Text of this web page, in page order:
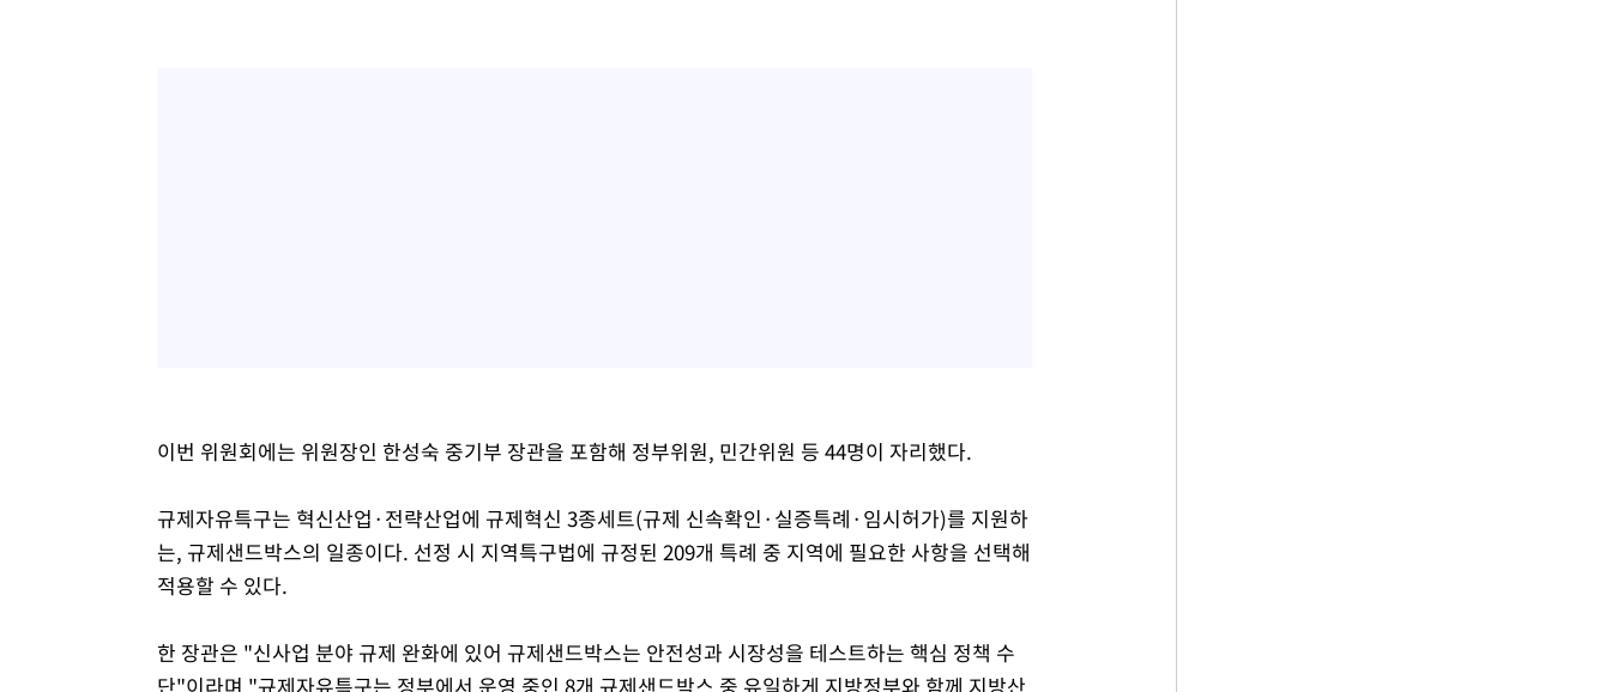
이번 위원회에는 위원장인 한성숙 중기부 장관을 포함해 정부위원, 민간위원 등 44명이 자리했다.
규제자유특구는 혁신산업·전략산업에 규제혁신 3종세트(규제 신속확인·실증특례·임시허가)를 지원하
는, 규제샌드박스의 일종이다. 선정 시 지역특구법에 규정된 209개 특례 중 지역에 필요한 사항을 선택해
적용할 수 있다.
한 장관은 "신사업 분야 규제 완화에 있어 규제샌드박스는 안전성과 시장성을 테스트하는 핵심 정책 수
단"이라며 "규제자유특구는 정부에서 운영 중인 8개 규제샌드박스 중 유일하게 지방정부와 함께 지방산